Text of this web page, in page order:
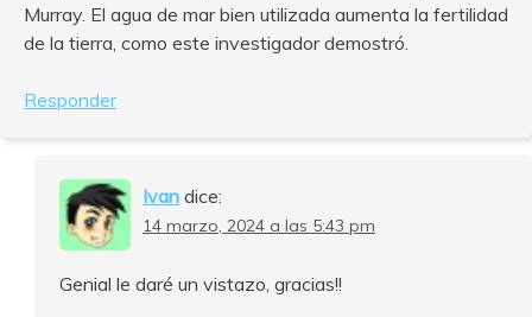
Murray. El agua de mar bien utilizada aumenta la fertilidad
de la tierra, como este investigador demostró.
Responder
Ivan dice:
14 marzo, 2024 a las 5:43 pm
Genial le daré un vistazo, gracias!!